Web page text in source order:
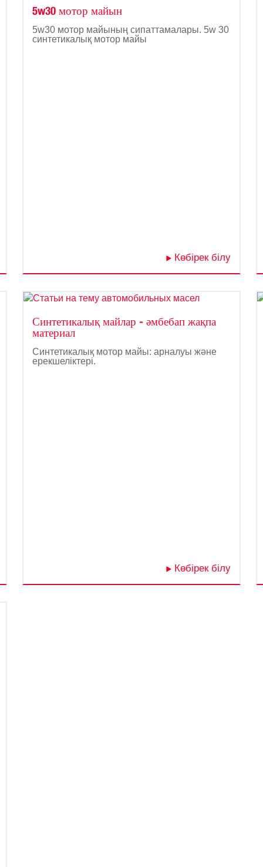
5w30 мотор майын
5w30 мотор майының сипаттамалары. 5w 30
синтетикалық мотор майы
Көбірек білу
Синтетикалық майлар - әмбебап жақпа
материал
Синтетикалық мотор майы: арналуы және
ерекшеліктері.
Көбірек білу